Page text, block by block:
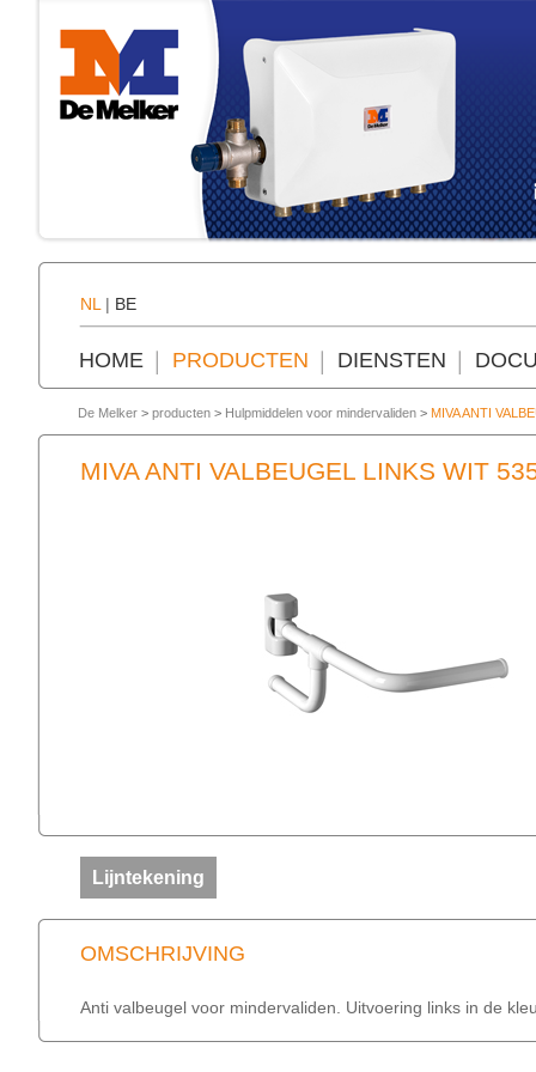
NL | BE
HOME PRODUCTEN DIENSTEN
De Melker > producten > Hulpmiddelen voor mindervaliden > MIVA ANTI
MIVA ANTI VALBEUGEL LINKS WIT
Lijntekening
OMSCHRIJVING
Anti valbeugel voor mindervaliden. Uitvoering links in de